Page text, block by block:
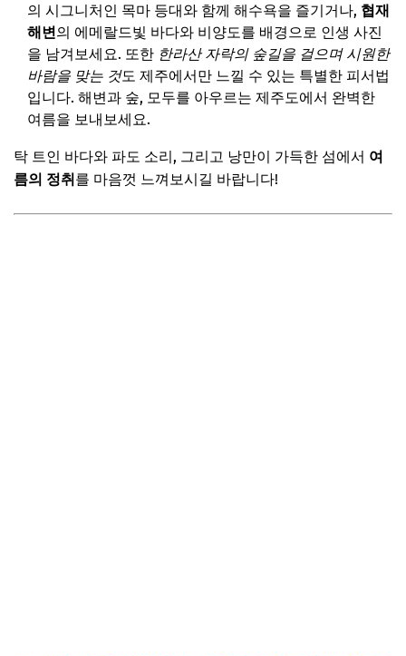
의 시그니처인 목마 등대와 함께 해수욕을 즐기거나, 협재
해변의 에메랄드빛 바다와 비양도를 배경으로 인생 사진
을 남겨보세요. 또한 한라산 자락의 숲길을 걸으며 시원한
바람을 맞는 것도 제주에서만 느낄 수 있는 특별한 피서법
입니다. 해변과 숲, 모두를 아우르는 제주도에서 완벽한
여름을 보내보세요.
탁 트인 바다와 파도 소리, 그리고 낭만이 가득한 섬에서 여
름의 정취를 마음껏 느껴보시길 바랍니다!